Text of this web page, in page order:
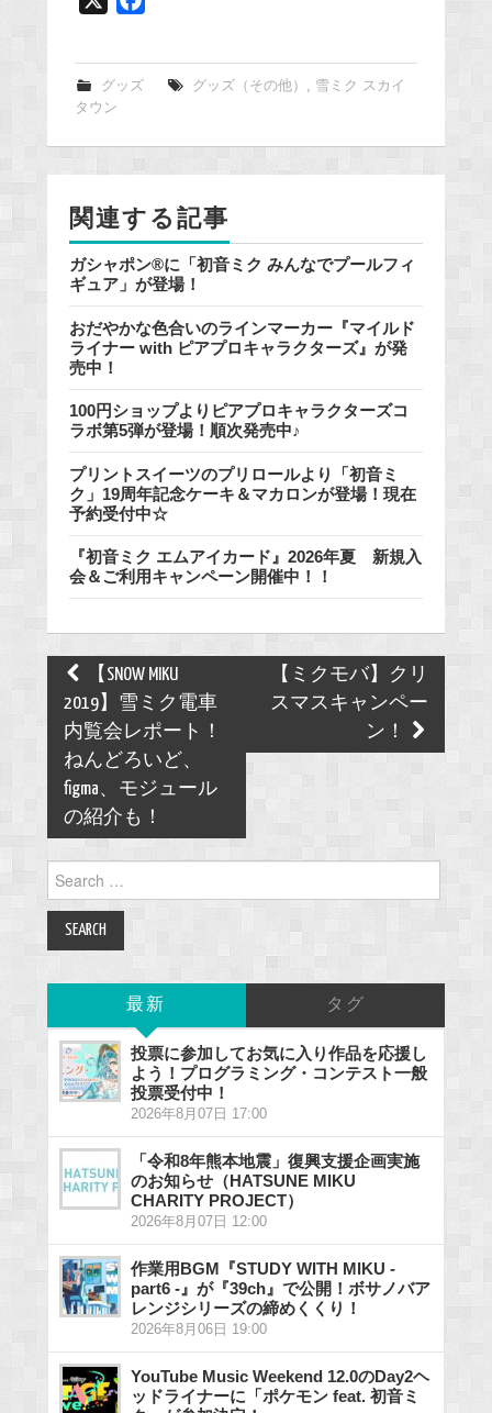
o
o
グッズ グッズ（その他） , 雪ミク スカイ
タウン
関連する記事
ガシャポン®に「初音ミク みんなでプールフィ
ギュア」が登場！
おだやかな色合いのラインマーカー『マイルド
ライナー with ピアプロキャラクターズ』が発
売中！
100円ショップよりピアプロキャラクターズコ
ラボ第5弾が登場！順次発売中♪
プリントスイーツのプリロールより「初音ミ
ク」19周年記念ケーキ＆マカロンが登場！現在
予約受付中☆
『初音ミク エムアイカード』2026年夏 新規入
会＆ご利用キャンペーン開催中！！
Post
navigation
【SNOW MIKU
2019】雪ミク電車
内覧会レポート！
ねんどろいど、
figma、モジュール
の紹介も！
【ミクモバ】クリ
スマスキャンペー
ン！
for:
最新 タグ
投票に参加してお気に入り作品を応援し
よう！プログラミング・コンテスト一般
投票受付中！
2026年8月07日 17:00
「令和8年熊本地震」復興支援企画実施
のお知らせ（HATSUNE MIKU
CHARITY PROJECT）
2026年8月07日 12:00
作業用BGM『STUDY WITH MIKU -
part6 -』が『39ch』で公開！ボサノバア
レンジシリーズの締めくくり！
2026年8月06日 19:00
YouTube Music Weekend 12.0のDay2ヘ
ッドライナーに「ポケモン feat. 初音ミ